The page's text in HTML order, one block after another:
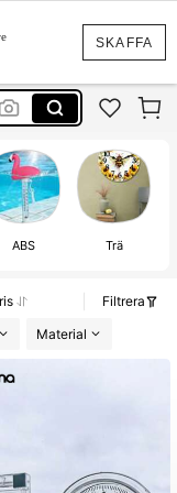
SKAFFA
ABS Trä
Filtrera
Material